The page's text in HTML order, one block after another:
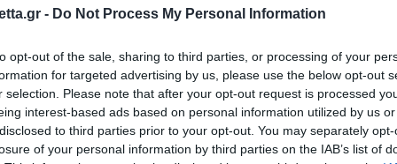
- Do Not Process My Personal Information
opt-out of the sale, sharing to third parties, or processing of your
for targeted advertising by us, please use the below opt-out
selection. Please note that after your opt-out request is processed
interest-based ads based on personal information utilized by us
to third parties prior to your opt-out. You may separately
of your personal information by third parties on the IAB’s list of
Game 1 των playoffs τηςEuroLeagueέχοντας
διεξήχθη στο Πριγκιπάτο με τους
για να κάνουν δική τους την πρώτη